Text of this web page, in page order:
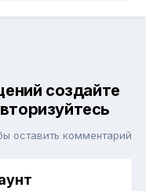
создайте
оставить комментарий